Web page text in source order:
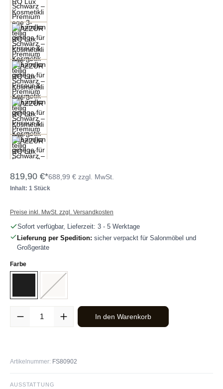
819,90 €*688,99 € zzgl. MwSt.
Inhalt: 1 Stück
Preise inkl. MwSt. zzgl. Versandkosten
Sofort verfügbar, Lieferzeit: 3 - 5 Werktage
Lieferung per Spedition: sicher verpackt für Salonmöbel und
Großgeräte
Farbeauswählen
Schwarz Weiß
(Diese Option ist zurzeit nicht verfügbar.)
Produkt Anzahl: Gib den gewünschten Wert ein oder benutze die
In den Warenkorb
Artikelnummer: FS80902
AUSSTATTUNG